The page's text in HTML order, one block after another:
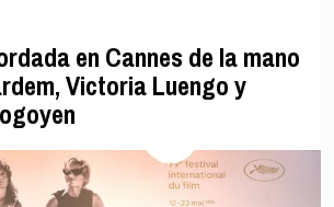
en Cannes de la mano
Victoria Luengo y